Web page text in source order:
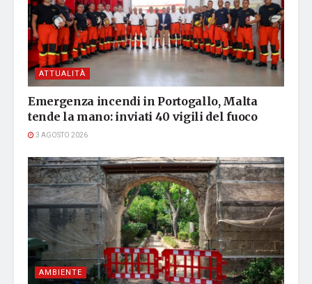
ATTUALITÀ
Emergenza incendi in Portogallo, Malta
tende la mano: inviati 40 vigili del fuoco
3 AGOSTO 2026
AMBIENTE